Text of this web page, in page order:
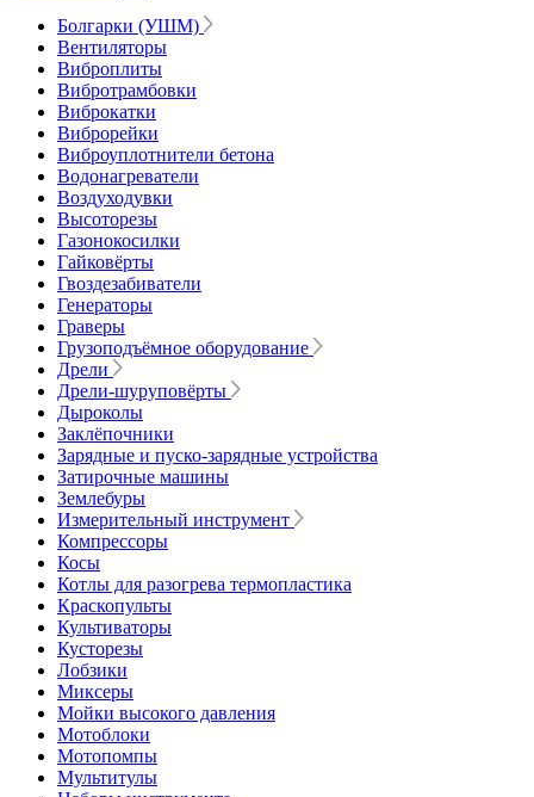
Болгарки (УШМ)
Вентиляторы
Виброплиты
Вибротрамбовки
Виброкатки
Виброрейки
Виброуплотнители бетона
Водонагреватели
Воздуходувки
Высоторезы
Газонокосилки
Гайковёрты
Гвоздезабиватели
Генераторы
Граверы
Грузоподъёмное оборудование
Дрели
Дрели-шуруповёрты
Дыроколы
Заклёпочники
Зарядные и пуско-зарядные устройства
Затирочные машины
Землебуры
Измерительный инструмент
Компрессоры
Косы
Котлы для разогрева термопластика
Краскопульты
Культиваторы
Кусторезы
Лобзики
Миксеры
Мойки высокого давления
Мотоблоки
Мотопомпы
Мультитулы